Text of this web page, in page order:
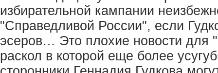
избирательной кампании
"Справедливой России", если
эсеров… Это плохие новости для
раскол в которой еще более